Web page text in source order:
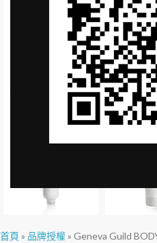
Click to enlarge
首頁 » 品牌授權» Geneva Guild